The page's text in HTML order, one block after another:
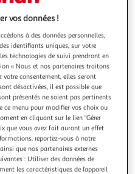
Illustration
suivante
– 3/4&rdquo,
Dimension: 1 - 3/4
vos données !
à des données personnelles,
identifiants uniques, sur votre
technologies de suivi prendront en
« Nous et nos partenaires traitons
votre consentement, elles seront
désactivées, il est possible que
présentés ne soient pas pertinents
ce menu pour modifier vos choix ou
en cliquant sur le lien "Gérer
que vous avez fait auront un effet
reportez-vous à notre
que nos partenaires externes
: Utiliser des données de
les caractéristiques de l’appareil